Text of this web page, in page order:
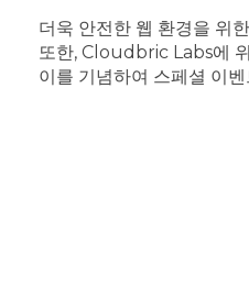
더욱 안전한 웹 환경을 위
또한, Cloudbric Labs에
이를 기념하여 스페셜 이